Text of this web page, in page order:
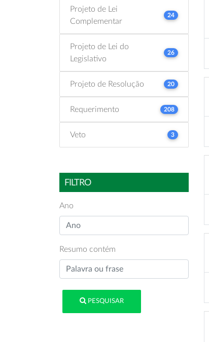
Projeto de Lei
Complementar
24
Projeto de Lei do
Legislativo
26
Projeto de Resolução 20
Requerimento 208
Veto 3
FILTRO
Ano
Resumo contém
PESQUISAR